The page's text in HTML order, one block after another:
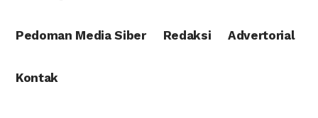
Pedoman Media Siber Redaksi Advertorial
Kontak